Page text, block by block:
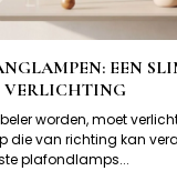
EEN
VERLICHTING
worden, moet
die van richting kan
plafondlamps...